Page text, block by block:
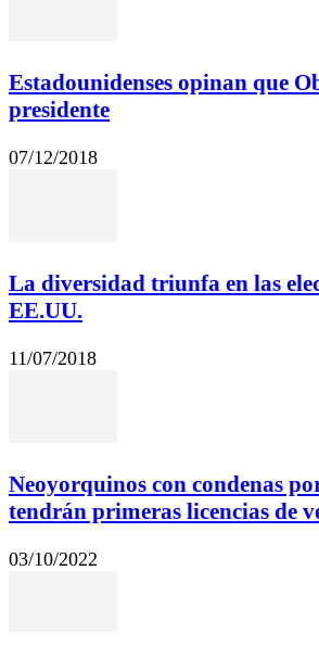
Estadounidenses opinan que
presidente
07/12/2018
La diversidad triunfa en las
EE.UU.
11/07/2018
Neoyorquinos con condenas
tendrán primeras licencias de
03/10/2022